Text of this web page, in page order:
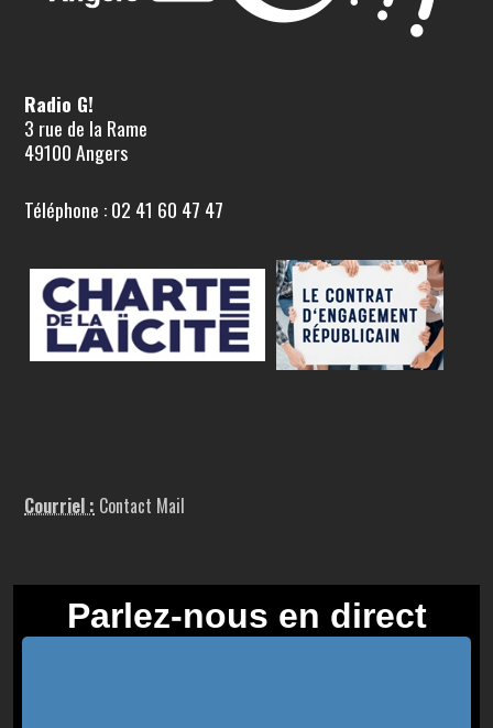
Radio G!
3 rue de la Rame
49100 Angers
Téléphone : 02 41 60 47 47
Courriel : Contact Mail